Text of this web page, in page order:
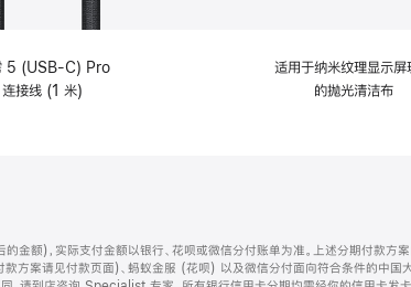
5 (USB-C) Pro
连接线 (1 米)
适用于纳米纹理显示屏
的抛光清洁布
金额)，实际支付金额以银行、花呗或微信分付账单为准。上述分期付款方
方案请见付款页面)、蚂蚁金服 (花呗) 以及微信分付面向符合条件的中国